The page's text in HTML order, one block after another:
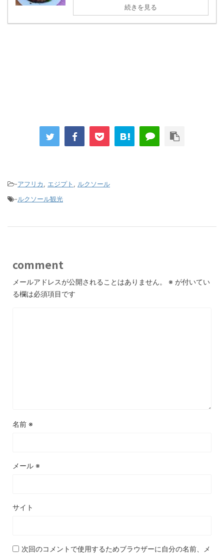
続きを見る
-アフリカ, エジプト , ルクソール
-ルクソール観光
comment
メールアドレスが公開されることはありません。 ※ が付いてい
る欄は必須項目です
名前 ※
メール ※
サイト
次回のコメントで使用するためブラウザーに自分の名前、メ